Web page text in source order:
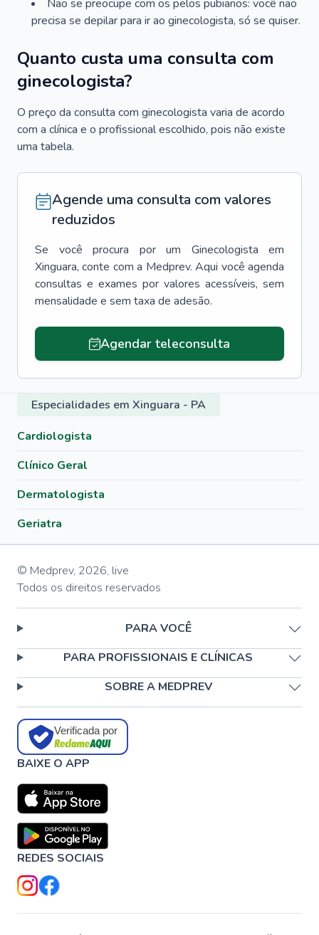
Não se preocupe com os pelos pubianos: você não
precisa se depilar para ir ao ginecologista, só se quiser.
Quanto custa uma consulta com
ginecologista?
O preço da consulta com ginecologista varia de acordo
com a clínica e o profissional escolhido, pois não existe
uma tabela.
Agende uma consulta com valores
reduzidos
Se você procura por um Ginecologista
em
Xinguara, conte com a Medprev. Aqui você agenda
consultas e exames por valores acessíveis, sem
mensalidade e sem taxa de adesão.
Agendar teleconsulta
Especialidades em Xinguara - PA
Cardiologista
Clínico Geral
Dermatologista
Geriatra
© Medprev, 2026, live
Todos os direitos reservados
PARA VOCÊ
PARA PROFISSIONAIS E CLÍNICAS
SOBRE A MEDPREV
Verificada por
BAIXE O APP
REDES SOCIAIS